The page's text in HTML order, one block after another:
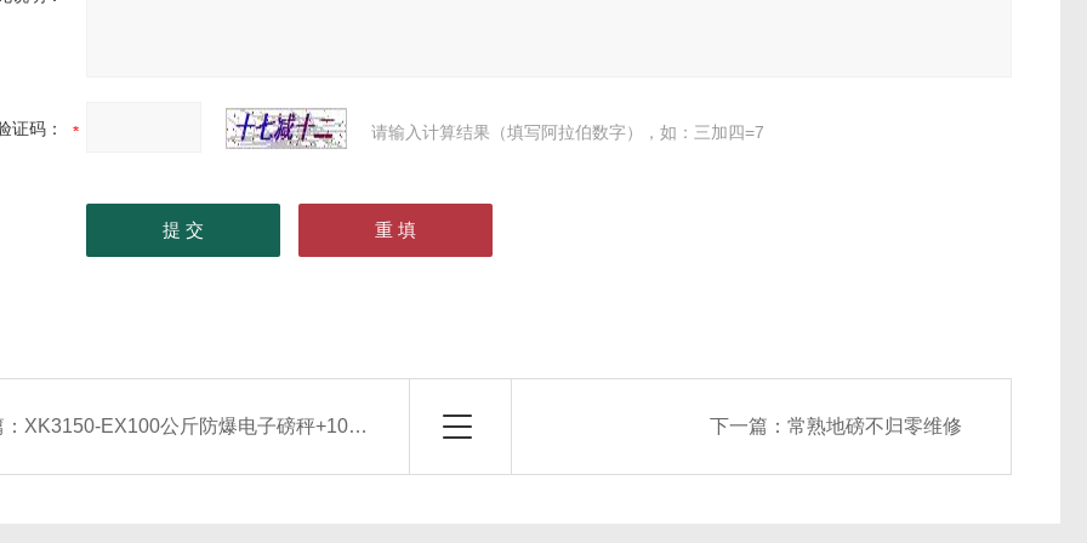
证码： 请输入计算结果（填写阿拉伯数字），如：三加四=7
XK3150-EX100公斤防爆电子磅秤+100公斤防爆电子台秤 下一篇： 常熟地磅不归零维修